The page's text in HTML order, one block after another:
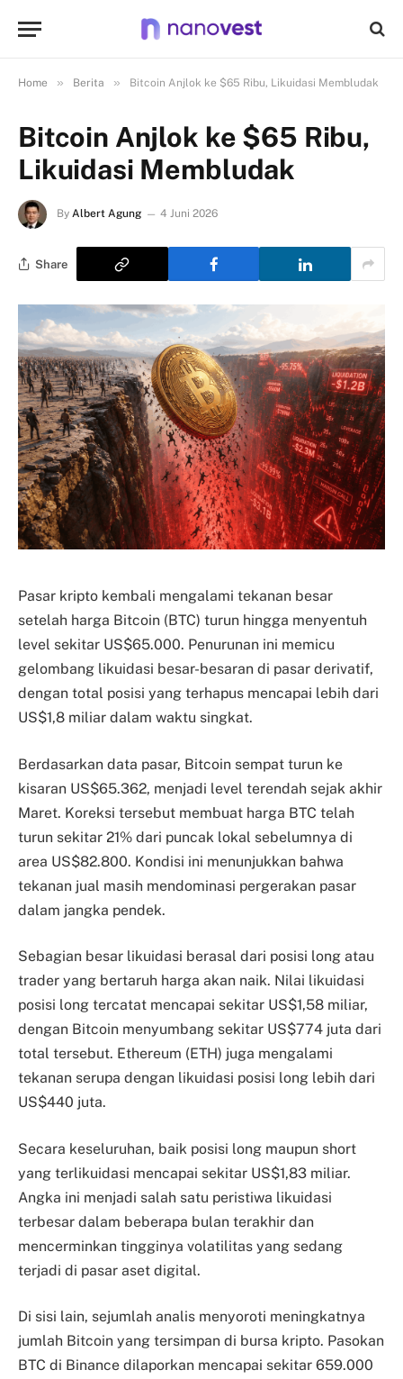
Home » Berita » Bitcoin Anjlok ke $65 Ribu, Likuidasi Membludak
Bitcoin Anjlok ke $65 Ribu,
Likuidasi Membludak
By Albert Agung 4 Juni 2026
Share
Pasar kripto kembali mengalami tekanan besar
setelah harga Bitcoin (BTC) turun hingga menyentuh
level sekitar US$65.000. Penurunan ini memicu
gelombang likuidasi besar-besaran di pasar derivatif,
dengan total posisi yang terhapus mencapai lebih dari
US$1,8 miliar dalam waktu singkat.
Berdasarkan data pasar, Bitcoin sempat turun ke
kisaran US$65.362, menjadi level terendah sejak akhir
Maret. Koreksi tersebut membuat harga BTC telah
turun sekitar 21% dari puncak lokal sebelumnya di
area US$82.800. Kondisi ini menunjukkan bahwa
tekanan jual masih mendominasi pergerakan pasar
dalam jangka pendek.
Sebagian besar likuidasi berasal dari posisi long atau
trader yang bertaruh harga akan naik. Nilai likuidasi
posisi long tercatat mencapai sekitar US$1,58 miliar,
dengan Bitcoin menyumbang sekitar US$774 juta dari
total tersebut. Ethereum (ETH) juga mengalami
tekanan serupa dengan likuidasi posisi long lebih dari
US$440 juta.
Secara keseluruhan, baik posisi long maupun short
yang terlikuidasi mencapai sekitar US$1,83 miliar.
Angka ini menjadi salah satu peristiwa likuidasi
terbesar dalam beberapa bulan terakhir dan
mencerminkan tingginya volatilitas yang sedang
terjadi di pasar aset digital.
Di sisi lain, sejumlah analis menyoroti meningkatnya
jumlah Bitcoin yang tersimpan di bursa kripto. Pasokan
BTC di Binance dilaporkan mencapai sekitar 659.000